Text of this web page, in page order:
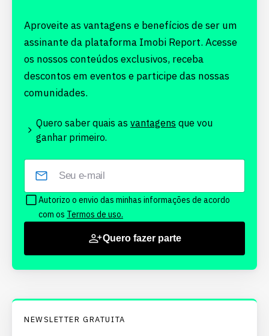
Aproveite as vantagens e benefícios de ser um
assinante da plataforma Imobi Report. Acesse
os nossos conteúdos exclusivos, receba
descontos em eventos e participe das nossas
comunidades.
Quero saber quais as vantagens que vou
ganhar primeiro.
Autorizo o envio das minhas informações de acordo
com os Termos de uso.
Quero fazer parte
NEWSLETTER GRATUITA